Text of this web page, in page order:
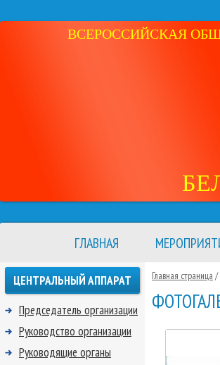
ВСЕРОССИЙСКАЯ
ГЛАВНАЯ
Главная страница /
ЦЕНТРАЛЬНЫЙ АППАРАТ
Председатель организации
Руководство организации
Руководящие органы